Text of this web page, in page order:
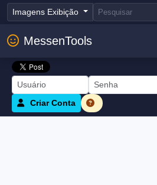
Imagens Exibição
MessenTools
Criar Conta